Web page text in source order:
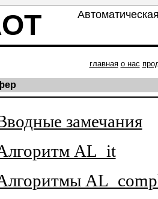
главная о нас
замечания
AL_it